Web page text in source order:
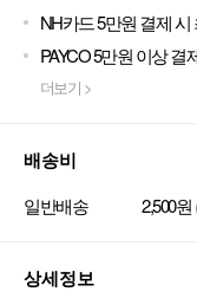
NH카드 5만원 결제
PAYCO 5만원 이상
더보기 >
배송비
일반배송 2,500원
상세정보